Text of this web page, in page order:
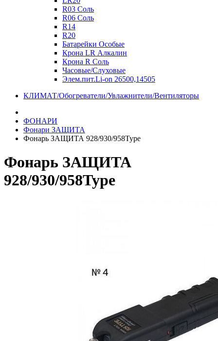
R03 Соль
R06 Соль
R14
R20
Батарейки Особые
Крона LR Алкалин
Крона R Соль
Часовые/Слуховые
Элем.пит.Li-on 26500,14505
КЛИМАТ/Обогреватели/Увлажнители/Вентиляторы
ФОНАРИ
Фонари ЗАЩИТА
Фонарь ЗАЩИТА 928/930/958Type
Фонарь ЗАЩИТА
928/930/958Type